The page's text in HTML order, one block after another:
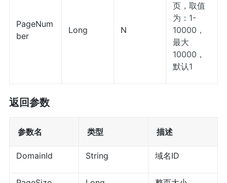
PageNum
ber
Long N
页，取值
为：1-
10000，
最大
10000，
默认1
返回参数
参数名 类型 描述
DomainId String 域名ID